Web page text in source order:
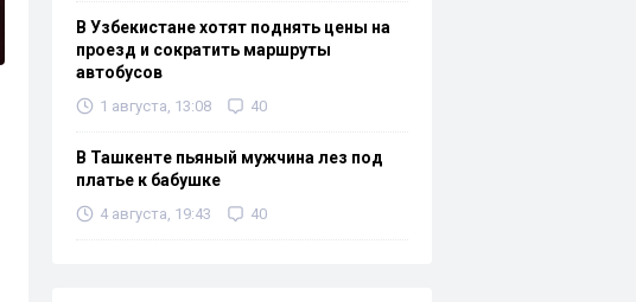
В Узбекистане хотят поднять цены на
проезд и сократить маршруты
автобусов
1 августа, 13:08 40
В Ташкенте пьяный мужчина лез под
платье к бабушке
4 августа, 19:43 40